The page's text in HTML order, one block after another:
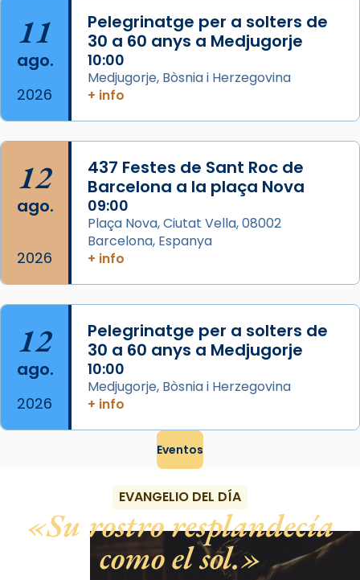
partir de l’Edat Mitjana sorgeix la tradició
que les santes Juliana (“relatiu a Júlia”) i
Semproniana (“relatiu a Semprònia =
eterna”) són deixebles seves. I l’any 1667, el
frare Joan Gaspar Roig, afirma en una obra
que les santes són filles de l’antiga Iluro.
Mataró en reivindicarà les relíq
Foto
View on Facebook · Share
11
ago.
2026
Pelegrinatge per a solters de
30 a 60 anys a Medjugorje
10:00
Medjugorje, Bòsnia i Herzegovina
+ info
12
ago.
2026
437 Festes de Sant Roc de
Barcelona a la plaça Nova
09:00
Plaça Nova, Ciutat Vella, 08002
Barcelona, Espanya
+ info
12
ago.
2026
Pelegrinatge per a solters de
30 a 60 anys a Medjugorje
10:00
Medjugorje, Bòsnia i Herzegovina
+ info
Eventos
EVANGELIO DEL DÍA
Su rostro resplandecía
como el sol.